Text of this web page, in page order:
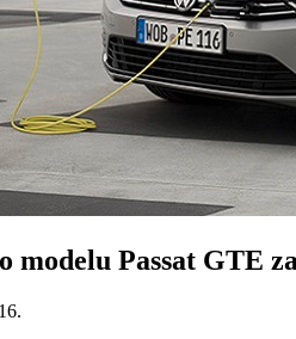
modelu Passat GTE
.